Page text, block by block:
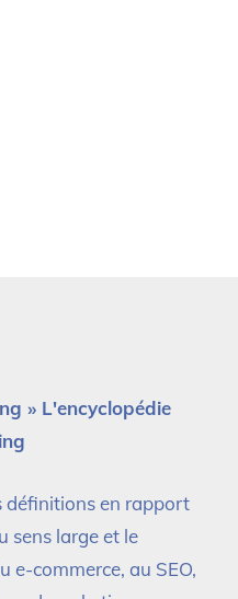
» L'encyclopédie
définitions en rapport
sens large et le
e-commerce, au SEO,